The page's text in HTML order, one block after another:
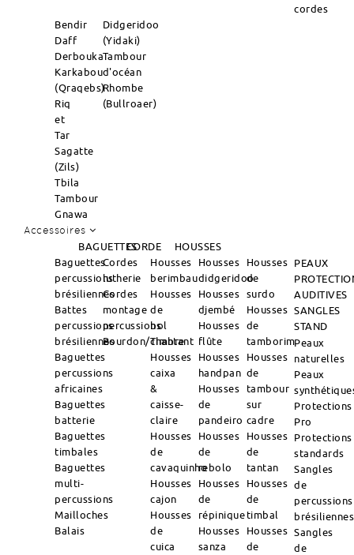
cordes
Bendir
Daff
Derbouka
Karkabou
(Qraqebs)
Riq
et
Tar
Sagatte
(Zils)
Tbila
Tambour
Gnawa
Didgeridoo
(Yidaki)
Tambour
d'océan
Rhombe
(Bullroaer)
Accessoires
BAGUETTESCORDE
HOUSSES
Baguettes
percussions
brésiliennes
Battes
percussions
brésiliennes
Baguettes
percussions
africaines
Baguettes
batterie
Baguettes
timbales
Baguettes
multi-
percussions
Mailloches
Balais
Cordes
lutherie
Cordes
montage
percussions
Bourdon/Timbre
Housses
berimbau
Housses
de
bol
chantant
Housses
caixa
&
caisse-
claire
Housses
de
cavaquinho
Housses
cajon
Housses
de
cuica
Housses
didgeridoo
Housses
djembé
Housses
flûte
Housses
handpan
Housses
de
pandeiro
Housses
de
rebolo
Housses
de
répinique
Housses
sanza
Housses
de
surdo
Housses
de
tamborim
Housses
de
tambour
sur
cadre
Housses
de
tantan
Housses
de
timbal
Housses
de
PEAUX
AUDITIVES
SANGLES
STAND
Peaux
naturelles
Peaux
Protections
Pro
Protections
standards
Sangles
de
percussions
brésiliennes
Sangles
de